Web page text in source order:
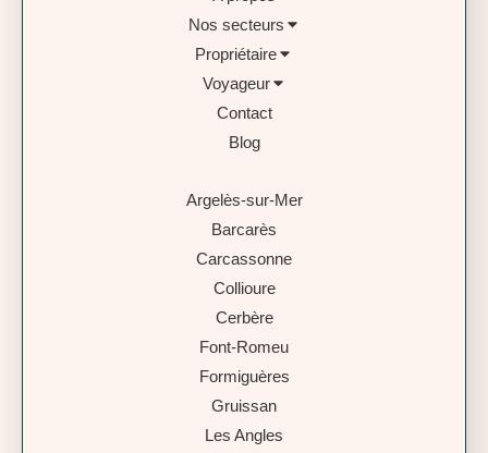
Nos secteurs
Propriétaire
Voyageur
Contact
Blog
Argelès-sur-Mer
Barcarès
Carcassonne
Collioure
Cerbère
Font-Romeu
Formiguères
Gruissan
Les Angles